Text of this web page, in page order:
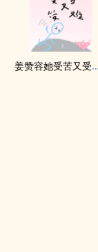
姜赞容她受苦又受难（NPH）